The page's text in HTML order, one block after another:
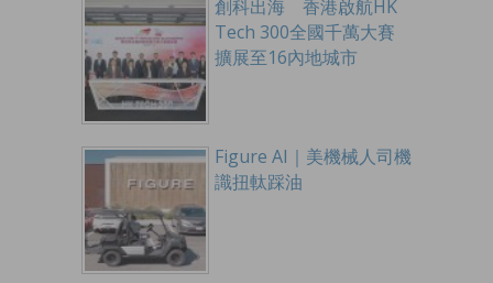
創科出海 香港啟航HK
Tech 300全國千萬大賽
擴展至16內地城市
Figure AI｜美機械人司機
識扭軚踩油